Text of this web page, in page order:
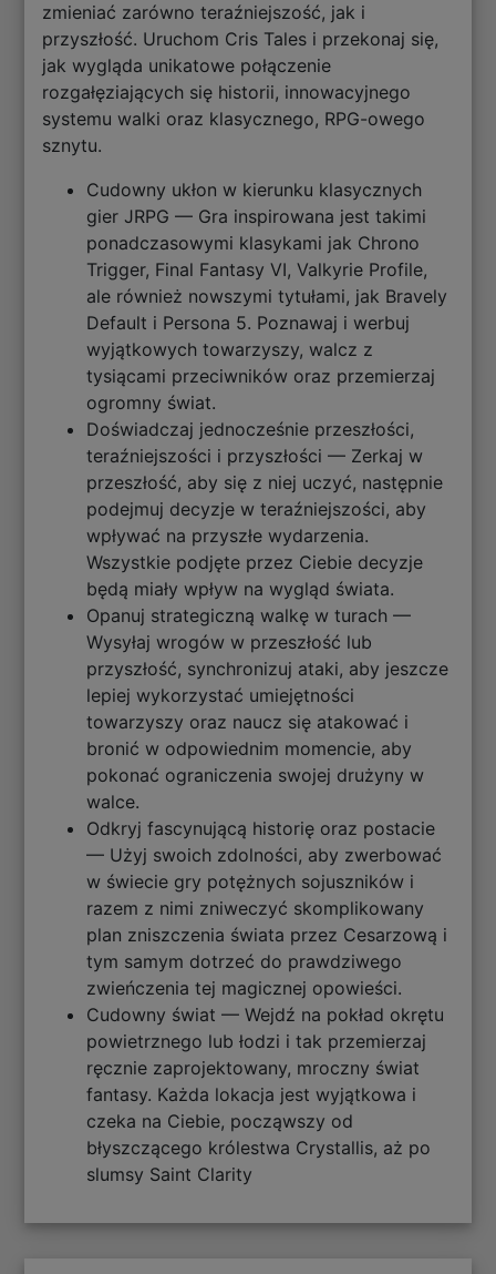
zmieniać zarówno teraźniejszość, jak i
przyszłość. Uruchom Cris Tales i przekonaj się,
jak wygląda unikatowe połączenie
rozgałęziających się historii, innowacyjnego
systemu walki oraz klasycznego, RPG-owego
sznytu.
Cudowny ukłon w kierunku klasycznych
gier JRPG — Gra inspirowana jest takimi
ponadczasowymi klasykami jak Chrono
Trigger, Final Fantasy VI, Valkyrie Profile,
ale również nowszymi tytułami, jak Bravely
Default i Persona 5. Poznawaj i werbuj
wyjątkowych towarzyszy, walcz z
tysiącami przeciwników oraz przemierzaj
ogromny świat.
Doświadczaj jednocześnie przeszłości,
teraźniejszości i przyszłości — Zerkaj w
przeszłość, aby się z niej uczyć, następnie
podejmuj decyzje w teraźniejszości, aby
wpływać na przyszłe wydarzenia.
Wszystkie podjęte przez Ciebie decyzje
będą miały wpływ na wygląd świata.
Opanuj strategiczną walkę w turach —
Wysyłaj wrogów w przeszłość lub
przyszłość, synchronizuj ataki, aby jeszcze
lepiej wykorzystać umiejętności
towarzyszy oraz naucz się atakować i
bronić w odpowiednim momencie, aby
pokonać ograniczenia swojej drużyny w
walce.
Odkryj fascynującą historię oraz postacie
— Użyj swoich zdolności, aby zwerbować
w świecie gry potężnych sojuszników i
razem z nimi zniweczyć skomplikowany
plan zniszczenia świata przez Cesarzową i
tym samym dotrzeć do prawdziwego
zwieńczenia tej magicznej opowieści.
Cudowny świat — Wejdź na pokład okrętu
powietrznego lub łodzi i tak przemierzaj
ręcznie zaprojektowany, mroczny świat
fantasy. Każda lokacja jest wyjątkowa i
czeka na Ciebie, począwszy od
błyszczącego królestwa Crystallis, aż po
slumsy Saint Clarity